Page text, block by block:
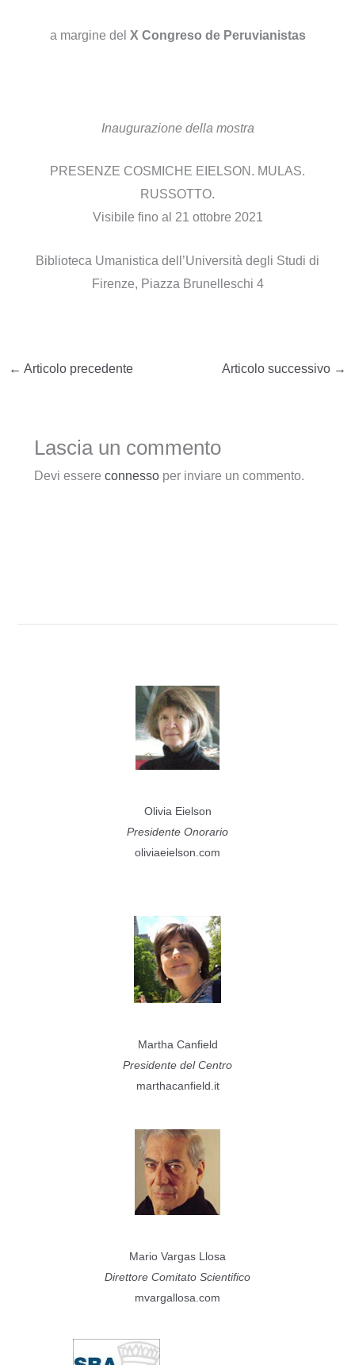
a margine del X Congreso de Peruvianistas
Inaugurazione della mostra
PRESENZE COSMICHE EIELSON. MULAS.
RUSSOTTO.
Visibile fino al 21 ottobre 2021
Biblioteca Umanistica dell’Università degli Studi di
Firenze, Piazza Brunelleschi 4
← Articolo precedente Articolo successivo →
Lascia un commento
Devi essere connessoper inviare un commento.
Olivia Eielson
Presidente Onorario
oliviaeielson.com
Martha Canfield
Presidente del Centro
marthacanfield.it
Mario Vargas Llosa
Direttore Comitato Scientifico
mvargallosa.com